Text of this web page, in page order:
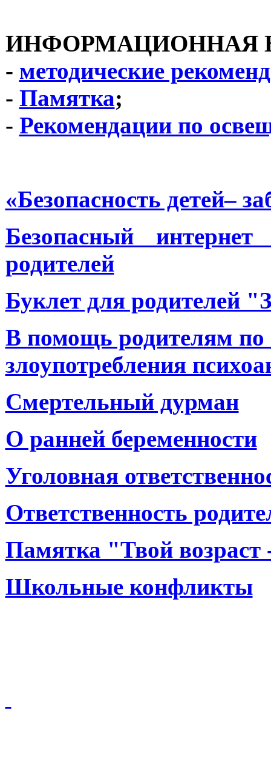
ИНФОРМАЦИОННАЯ
- методические
- Памятка;
- Рекомендации по
«Безопасность детей–
Безопасный
родителей
Буклет для родителей
В помощь родителям по
злоупотребления
Смертельный дурман
О ранней беременности
Уголовная
Ответственность
Памятка "Твой возраст
Школьные конфликты